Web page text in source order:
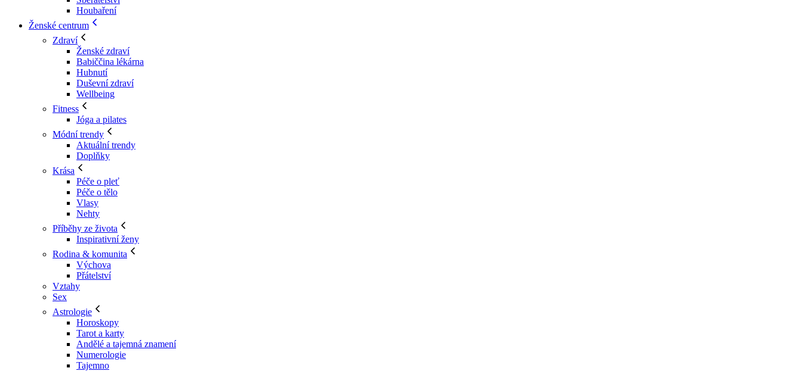
Houbaření
Ženské centrum
Zdraví
Ženské zdraví
Babiččina lékárna
Hubnutí
Duševní zdraví
Wellbeing
Fitness
Jóga a pilates
Módní trendy
Aktuální trendy
Doplňky
Krása
Péče o pleť
Péče o tělo
Vlasy
Nehty
Příběhy ze života
Inspirativní ženy
Rodina & komunita
Výchova
Přátelství
Vztahy
Sex
Astrologie
Horoskopy
Tarot a karty
Andělé a tajemná znamení
Numerologie
Tajemno